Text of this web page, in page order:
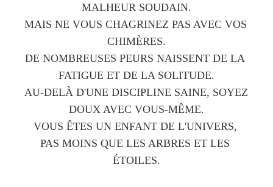
MALHEUR SOUDAIN.
MAIS NE VOUS CHAGRINEZ PAS AVEC VOS
CHIMÈRES.
DE NOMBREUSES PEURS NAISSENT DE LA
FATIGUE ET DE LA SOLITUDE.
AU-DELÀ D'UNE DISCIPLINE SAINE, SOYEZ
DOUX AVEC VOUS-MÊME.
VOUS ÊTES UN ENFANT DE L'UNIVERS,
PAS MOINS QUE LES ARBRES ET LES
ÉTOILES.